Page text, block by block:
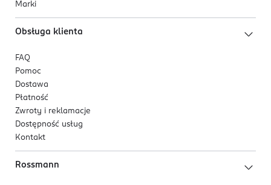
Marki
Obsługa klienta
FAQ
Pomoc
Dostawa
Płatność
Zwroty i reklamacje
Dostępność usług
Kontakt
Rossmann